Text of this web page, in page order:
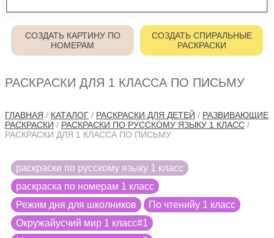
СОЗДАТЬ КАРТИНУ ПО
НОМЕРАМ
СОЗДАТЬ СПИРАЛЬНЫЕ
РАСКРАСКИ
РАСКРАСКИ ДЛЯ 1 КЛАССА ПО ПИСЬМУ
ГЛАВНАЯ / КАТАЛОГ / РАСКРАСКИ ДЛЯ ДЕТЕЙ / РАЗВИВАЮЩИЕ
РАСКРАСКИ / РАСКРАСКИ ПО РУССКОМУ ЯЗЫКУ 1 КЛАСС /
РАСКРАСКИ ДЛЯ 1 КЛАССА ПО ПИСЬМУ
раскраски по русскому языку 1 класс
раскраска по номерам 1 класс
Режим дня для школников
По чтенийу 1 класс
Окружайусчий мир 1 класс#1